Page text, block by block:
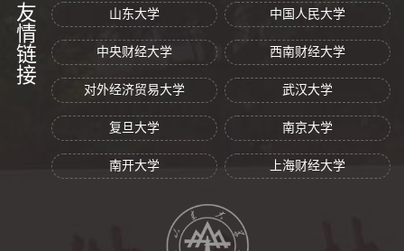
友情链接 山东大学 中国人民大学
中央财经大学 西南财经大学
对外经济贸易大学 武汉大学
复旦大学 南京大学
南开大学 上海财经大学